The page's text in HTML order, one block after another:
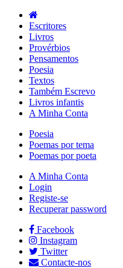
Escritores
Livros
Provérbios
Pensamentos
Poesia
Textos
Também Escrevo
Livros infantis
A Minha Conta
Poesia
Poemas por tema
Poemas por poeta
A Minha Conta
Login
Registe-se
Recuperar password
Facebook
Instagram
Twitter
Contacte-nos